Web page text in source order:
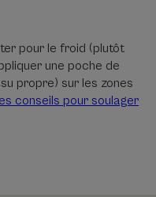
pour le froid (plutôt
une poche de
propre) sur les zones
conseils pour soulager